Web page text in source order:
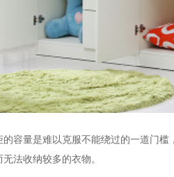
的容量是难以克服不能绕过的一道门槛
法收纳较多的衣物。